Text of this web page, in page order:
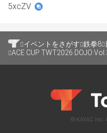
基本はTOP8以降のライブ
■その他、施設情報
コントローラー貸し出し
ご自身のデバイスの持ち
本大会に参加希望の方は
ルールや参加事項に了承
5xcZV
イベントをさがす 鉄拳8
ACE CUP TWT2026 DOJO
© KAYAC Inc.